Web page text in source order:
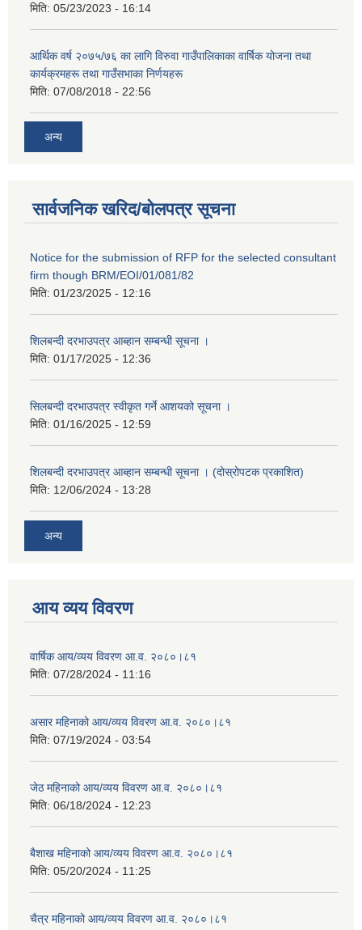
मिति: 05/23/2023 - 16:14
आर्थिक वर्ष २०७५/७६ का लागि विरुवा गाउँपालिकाका वार्षिक योजना तथा
कार्यक्रमहरू तथा गाउँसभाका निर्णयहरू
मिति: 07/08/2018 - 22:56
अन्य
सार्वजनिक खरिद/बोलपत्र सूचना
Notice for the submission of RFP for the selected consultant
firm though BRM/EOI/01/081/82
मिति: 01/23/2025 - 12:16
शिलबन्दी दरभाउपत्र आब्हान सम्बन्धी सूचना ।
मिति: 01/17/2025 - 12:36
सिलबन्दी दरभाउपत्र स्वीकृत गर्ने आशयको सूचना ।
मिति: 01/16/2025 - 12:59
शिलबन्दी दरभाउपत्र आब्हान सम्बन्धी सूचना । (दोस्रोपटक प्रकाशित)
मिति: 12/06/2024 - 13:28
अन्य
आय व्यय विवरण
वार्षिक आय/व्यय विवरण आ.व. २०८०।८१
मिति: 07/28/2024 - 11:16
असार महिनाको आय/व्यय विवरण आ.व. २०८०।८१
मिति: 07/19/2024 - 03:54
जेठ महिनाको आय/व्यय विवरण आ.व. २०८०।८१
मिति: 06/18/2024 - 12:23
बैशाख महिनाको आय/व्यय विवरण आ.व. २०८०।८१
मिति: 05/20/2024 - 11:25
चैत्र महिनाको आय/व्यय विवरण आ.व. २०८०।८१